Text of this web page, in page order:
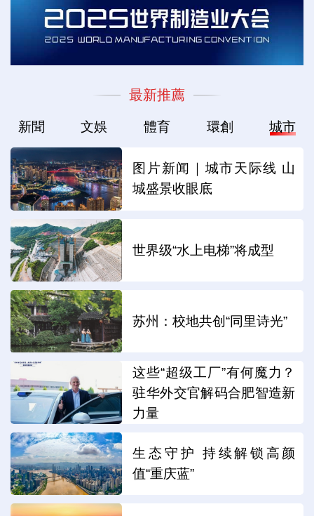
最新推薦
新聞 文娛 體育 環創 城市
图片新闻｜城市天际线 山
城盛景收眼底
世界级“水上电梯”将成型
苏州：校地共创“同里诗光”
这些“超级工厂”有何魔力？
驻华外交官解码合肥智造新
力量
生态守护 持续解锁高颜
值“重庆蓝”